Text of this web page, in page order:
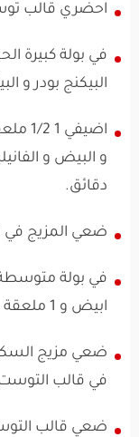
احضري قالب
البيكنج بودر و
دقائق.
ضعي المزيج في
ابيض و 1 ملعقة صغيرة قرفة و الزبدة و اخلطيهم جيدا.
ضعي مزيج السكر
في قالب
ضعي قالب التوست